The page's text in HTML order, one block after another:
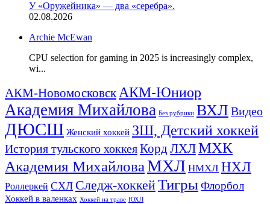
У «Оружейника» — два «серебра».
02.08.2026
Archie McEwan
CPU selection for gaming in 2025 is increasingly complex,
wi...
АКМ-Новомосковск АКМ-Юниор
Академия Михайлова Без рубрики ВХЛ Видео
ДЮСШ Женский хоккей ЗШ, Детский хоккей
История тульского хоккеяКорд ЛХЛМХК
Академия МихайловаМХЛ НМХЛ НХЛ
Роллеркей СХЛ Следж-хоккейТигрыФлорбол
Хоккей в валенках Хоккей на траве ЮХЛ